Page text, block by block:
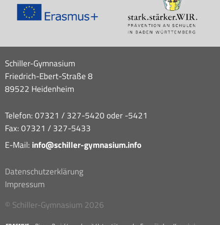
Schiller-Gymnasium
Friedrich-Ebert-Straße 8
89522 Heidenheim
Telefon: 07321 / 327-5420 oder -5421
Fax: 07321 / 327-5433
E-Mail: info@schiller-gymnasium.info
Datenschutzerklärung
Impressum
© Schiller-Gymnasium 2026